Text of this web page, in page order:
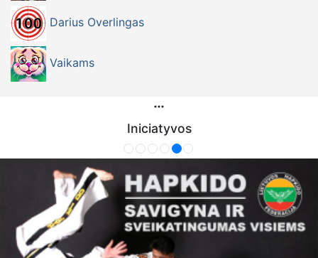
Darius Overlingas
Vaikams
Iniciatyvos